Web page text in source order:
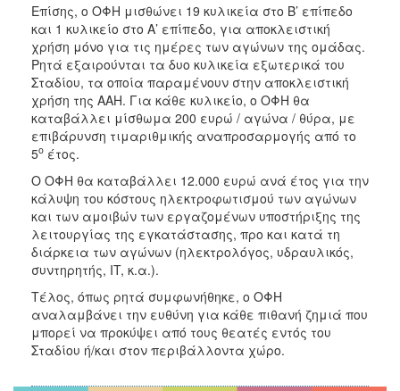
Επίσης, ο ΟΦΗ μισθώνει 19 κυλικεία στο Β’ επίπεδο
και 1 κυλικείο στο Α’ επίπεδο, για αποκλειστική
χρήση μόνο για τις ημέρες των αγώνων της ομάδας.
Ρητά εξαιρούνται τα δυο κυλικεία εξωτερικά του
Σταδίου, τα οποία παραμένουν στην αποκλειστική
χρήση της ΑΑΗ. Για κάθε κυλικείο, ο ΟΦΗ θα
καταβάλλει μίσθωμα 200 ευρώ / αγώνα / θύρα, με
επιβάρυνση τιμαριθμικής αναπροσαρμογής από το
5ο έτος.
Ο ΟΦΗ θα καταβάλλει 12.000 ευρώ ανά έτος για την
κάλυψη του κόστους ηλεκτροφωτισμού των αγώνων
και των αμοιβών των εργαζομένων υποστήριξης της
λειτουργίας της εγκατάστασης, προ και κατά τη
διάρκεια των αγώνων (ηλεκτρολόγος, υδραυλικός,
συντηρητής, IT, κ.α.).
Τέλος, όπως ρητά συμφωνήθηκε, ο ΟΦΗ
αναλαμβάνει την ευθύνη για κάθε πιθανή ζημιά που
μπορεί να προκύψει από τους θεατές εντός του
Σταδίου ή/και στον περιβάλλοντα χώρο.